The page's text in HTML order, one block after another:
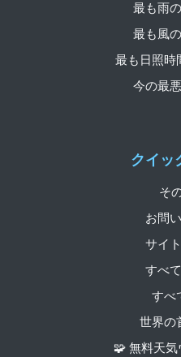
クイッ
そ
お問
サイ
すべ
すべ
世界の
🧩 無料天気
最も雨
最も風
最も日照時
今の最